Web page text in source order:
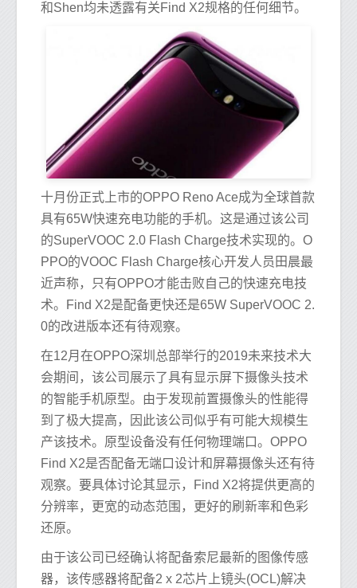
和Shen均未透露有关Find X2规格的任何细节。
十月份正式上市的OPPO Reno Ace成为全球首款
具有65W快速充电功能的手机。这是通过该公司
的SuperVOOC 2.0 Flash Charge技术实现的。O
PPO的VOOC Flash Charge核心开发人员田晨最
近声称，只有OPPO才能击败自己的快速充电技
术。Find X2是配备更快还是65W SuperVOOC 2.
0的改进版本还有待观察。
在12月在OPPO深圳总部举行的2019未来技术大
会期间，该公司展示了具有显示屏下摄像头技术
的智能手机原型。由于发现前置摄像头的性能得
到了极大提高，因此该公司似乎有可能大规模生
产该技术。原型设备没有任何物理端口。OPPO
Find X2是否配备无端口设计和屏幕摄像头还有待
观察。要具体讨论其显示，Find X2将提供更高的
分辨率，更宽的动态范围，更好的刷新率和色彩
还原。
由于该公司已经确认将配备索尼最新的图像传感
器，该传感器将配备2 x 2芯片上镜头(OCL)解决